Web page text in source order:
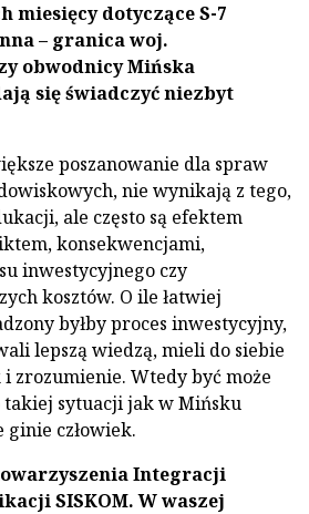
miesięcy dotyczące S-7
– granica woj.
obwodnicy Mińska
się świadczyć niezbyt
poszanowanie dla spraw
nie wynikają z tego,
ale często są efektem
konsekwencjami,
inwestycyjnego czy
kosztów. O ile łatwiej
byłby proces inwestycyjny,
lepszą wiedzą, mieli do siebie
zrozumienie. Wtedy być może
takiej sytuacji jak w Mińsku
człowiek.
Integracji
SISKOM. W waszej